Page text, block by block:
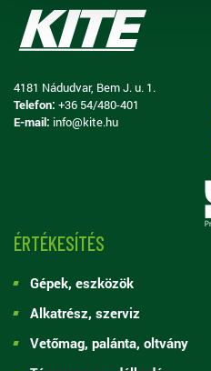
4181 Nádudvar, Bem J. u. 1.
Telefon: +36 54/480-401
E-mail: info@kite.hu
ÉRTÉKESÍTÉS
Gépek, eszközök
Alkatrész, szerviz
Vetőmag, palánta, oltvány